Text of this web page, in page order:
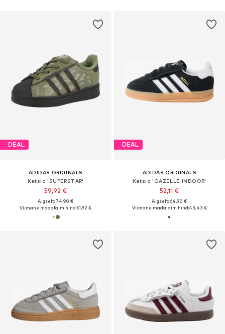
DEAL
ADIDAS ORIGINALS
Ketsid 'SUPERSTAR'
59,92 €
Algselt: 74,90 €
Viimane madalaim hind:51,92 €
DEAL
ADIDAS ORIGINALS
Ketsid 'GAZELLE INDOOR'
52,11 €
Algselt: 64,90 €
Viimane madalaim hind:43,43 €